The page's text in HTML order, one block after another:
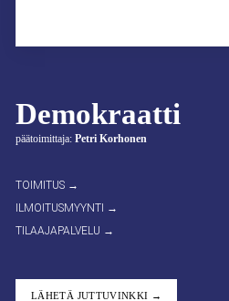
Demokraatti
päätoimittaja: Petri Korhonen
TOIMITUS →
ILMOITUSMYYNTI →
TILAAJAPALVELU →
LÄHETÄ JUTTUVINKKI →